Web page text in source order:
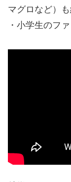
マグロなど）
・小学生のフ